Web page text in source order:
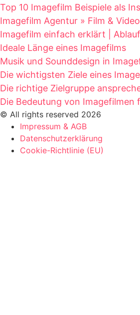
Top 10 Imagefilm Beispiele als
Imagefilm Agentur » Film &
Imagefilm einfach erklärt |
Ideale Länge eines Imagefilms
Musik und Sounddesign in
Die wichtigsten Ziele eines
Die richtige Zielgruppe
Die Bedeutung von Imagefilmen
© All rights reserved 2026
Impressum & AGB
Datenschutzerklärung
Cookie-Richtlinie (EU)